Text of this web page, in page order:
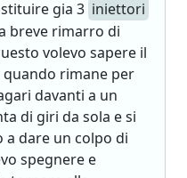
gia 3 iniettori
breve rimarro di
volevo sapere il
rimane per
davanti a un
di giri da sola e si
a dare un colpo di
spegnere e